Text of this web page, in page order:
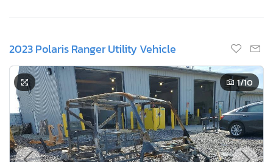
2023 Polaris Ranger Utility Vehicle
1/10